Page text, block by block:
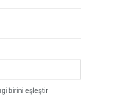
birini eşleştir